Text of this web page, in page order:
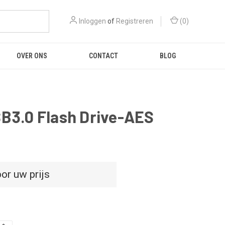
Inloggen of Registreren (0)
OVER ONS CONTACT BLOG
Flash Drive-AES
uw prijs